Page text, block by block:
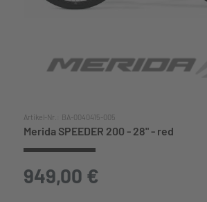
Artikel-Nr.: BA-0040415-005
Merida SPEEDER 200 - 28" - red
949,00 €